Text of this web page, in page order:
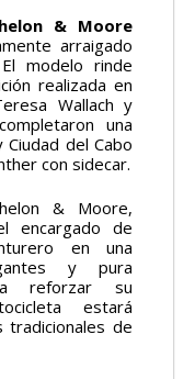
& Moore
arraigado
modelo rinde
realizada en
Wallach y
una
del Cabo
con sidecar.
& Moore,
encargado de
en una
y pura
reforzar su
estará
tradicionales de